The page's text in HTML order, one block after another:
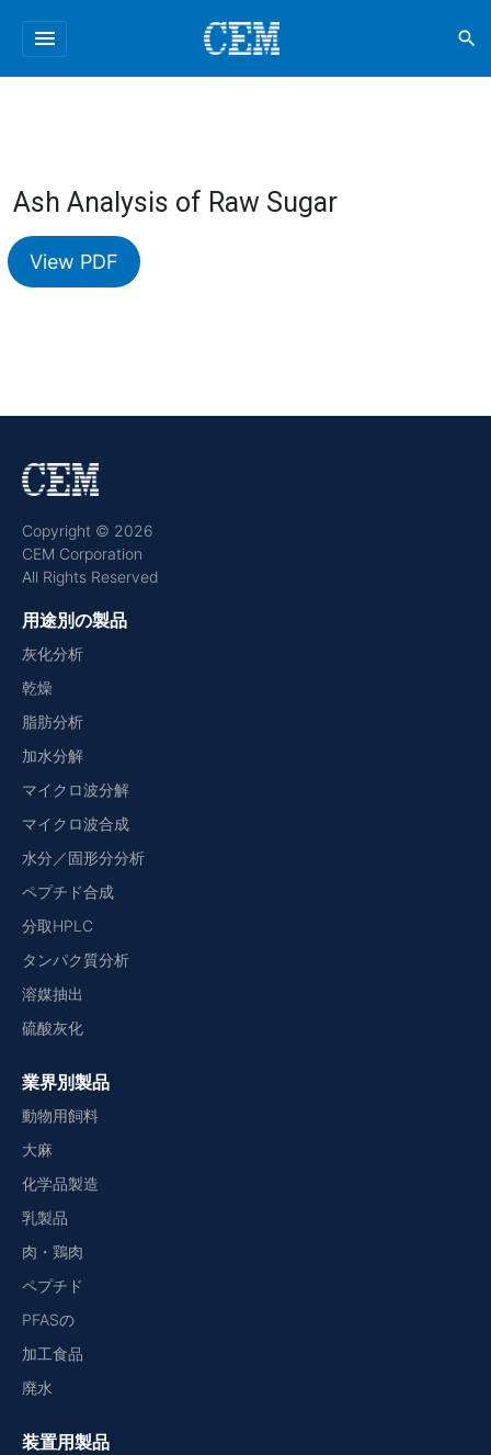
menu search
Ash Analysis of Raw Sugar
View PDF
Copyright © 2026
CEM Corporation
All Rights Reserved
用途別の製品
灰化分析
乾燥
脂肪分析
加水分解
マイクロ波分解
マイクロ波合成
水分／固形分分析
ペプチド合成
分取HPLC
タンパク質分析
溶媒抽出
硫酸灰化
業界別製品
動物用飼料
大麻
化学品製造
乳製品
肉・鶏肉
ペプチド
PFASの
加工食品
廃水
装置用製品